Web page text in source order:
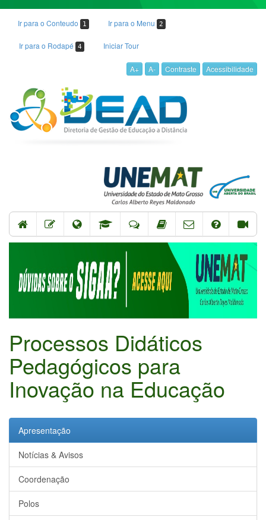
Ir para o Conteudo 1 Ir para o Menu 2
Ir para o Rodapé 4 Iniciar Tour
A+ A- Contraste Acessibilidade
Processos Didáticos
Pedagógicos para
Inovação na Educação
Apresentação
Notícias & Avisos
Coordenação
Polos